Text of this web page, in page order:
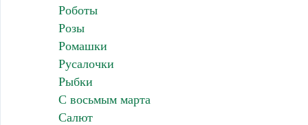
Роботы
Розы
Ромашки
Русалочки
Рыбки
С восьмым марта
Салют